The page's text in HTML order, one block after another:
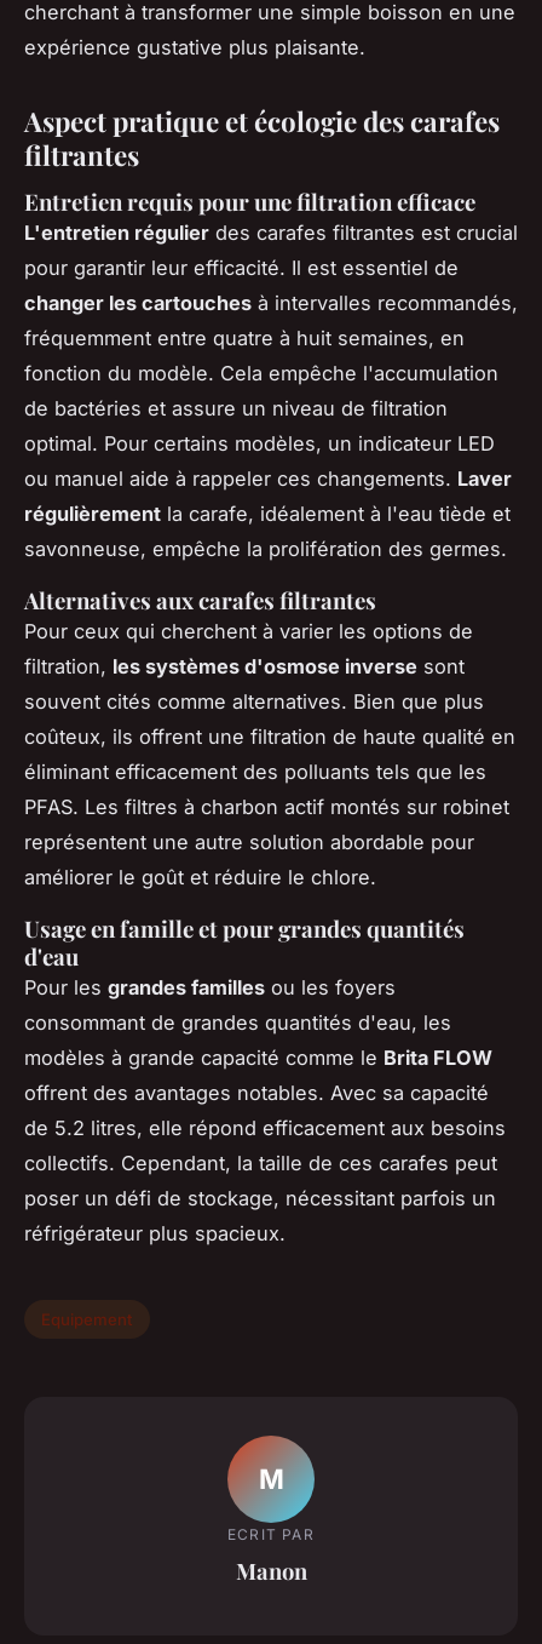
cherchant à transformer une simple boisson en une
expérience gustative plus plaisante.
Aspect pratique et écologie des carafes
filtrantes
Entretien requis pour une filtration efficace
L'entretien régulier des carafes filtrantes est crucial
pour garantir leur efficacité. Il est essentiel de
changer les cartouches à intervalles recommandés,
fréquemment entre quatre à huit semaines, en
fonction du modèle. Cela empêche l'accumulation
de bactéries et assure un niveau de filtration
optimal. Pour certains modèles, un indicateur LED
ou manuel aide à rappeler ces changements. Laver
régulièrement la carafe, idéalement à l'eau tiède et
savonneuse, empêche la prolifération des germes.
Alternatives aux carafes filtrantes
Pour ceux qui cherchent à varier les options de
filtration, les systèmes d'osmose inverse sont
souvent cités comme alternatives. Bien que plus
coûteux, ils offrent une filtration de haute qualité en
éliminant efficacement des polluants tels que les
PFAS. Les filtres à charbon actif montés sur robinet
représentent une autre solution abordable pour
améliorer le goût et réduire le chlore.
Usage en famille et pour grandes quantités
d'eau
Pour les grandes familles ou les foyers
consommant de grandes quantités d'eau, les
modèles à grande capacité comme le Brita FLOW
offrent des avantages notables. Avec sa capacité
de 5.2 litres, elle répond efficacement aux besoins
collectifs. Cependant, la taille de ces carafes peut
poser un défi de stockage, nécessitant parfois un
réfrigérateur plus spacieux.
Equipement
M
ECRIT PAR
Manon